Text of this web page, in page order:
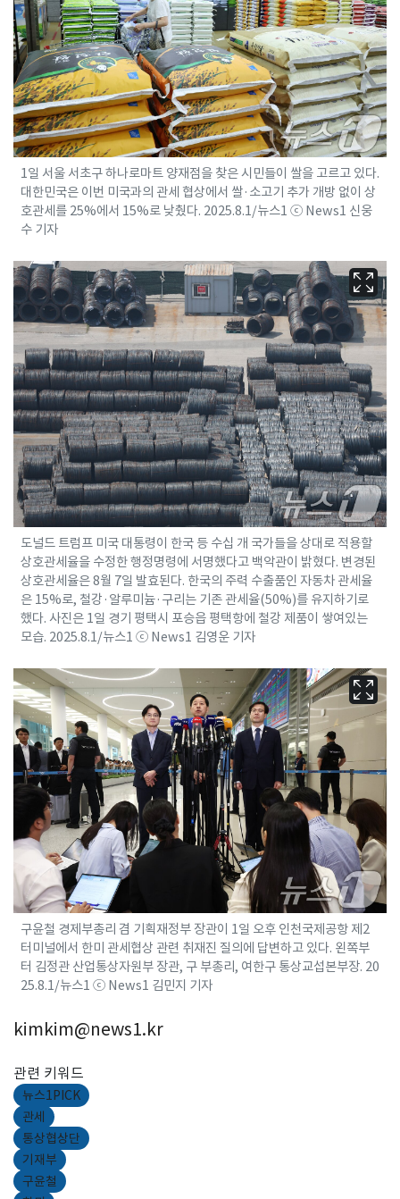
1일 서울 서초구 하나로마트 양재점을 찾은 시민들이 쌀을 고르고 있다.
대한민국은 이번 미국과의 관세 협상에서 쌀·소고기 추가 개방 없이 상
호관세를 25%에서 15%로 낮췄다. 2025.8.1/뉴스1 ⓒ News1 신웅
수 기자
도널드 트럼프 미국 대통령이 한국 등 수십 개 국가들을 상대로 적용할
상호관세율을 수정한 행정명령에 서명했다고 백악관이 밝혔다. 변경된
상호관세율은 8월 7일 발효된다. 한국의 주력 수출품인 자동차 관세율
은 15%로, 철강·알루미늄·구리는 기존 관세율(50%)를 유지하기로
했다. 사진은 1일 경기 평택시 포승읍 평택항에 철강 제품이 쌓여있는
모습. 2025.8.1/뉴스1 ⓒ News1 김영운 기자
구윤철 경제부총리 겸 기획재정부 장관이 1일 오후 인천국제공항 제2
터미널에서 한미 관세협상 관련 취재진 질의에 답변하고 있다. 왼쪽부
터 김정관 산업통상자원부 장관, 구 부총리, 여한구 통상교섭본부장. 20
25.8.1/뉴스1 ⓒ News1 김민지 기자
kimkim@news1.kr
관련 키워드
뉴스1PICK
관세
통상협상단
기재부
구윤철